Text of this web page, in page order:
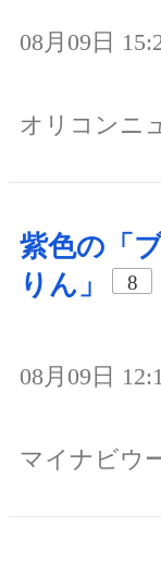
08月09日
オリコンニ
紫色の「
りん」
8
08月09日
マイナビウ